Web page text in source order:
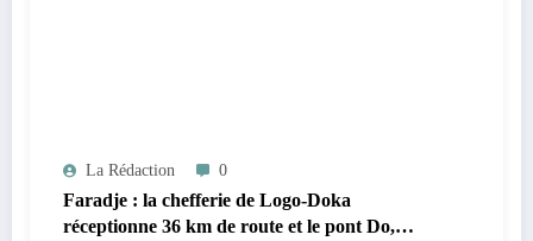
La Rédaction 0
Faradje : la chefferie de Logo-Doka
réceptionne 36 km de route et le pont Do,